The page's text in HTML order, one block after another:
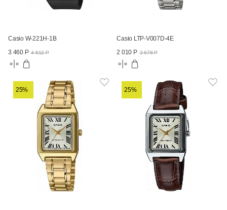
Casio W-221H-1B
3 460 Р 4 612 Р
Casio LTP-V007D-4E
2 010 Р 2 678 Р
25% 25%